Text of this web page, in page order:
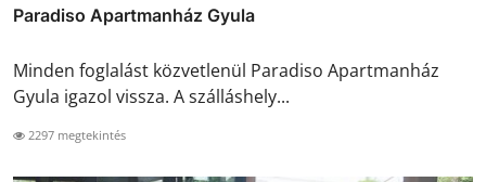
Paradiso Apartmanház Gyula
Minden foglalást közvetlenül Paradiso Apartmanház
Gyula igazol vissza. A szálláshely...
2297 megtekintés